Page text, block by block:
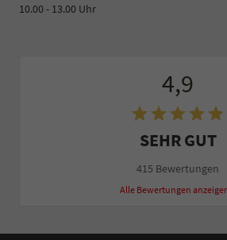
10.00 - 13.00 Uhr
4,9
SEHR GUT
415 Bewertungen
Alle Bewertungen